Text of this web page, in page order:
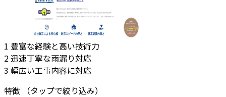
1 豊富な経験と高い技術力
2迅速丁寧な雨漏り対応
3 幅広い工事内容に対応
特徴
（タップで絞り込み）